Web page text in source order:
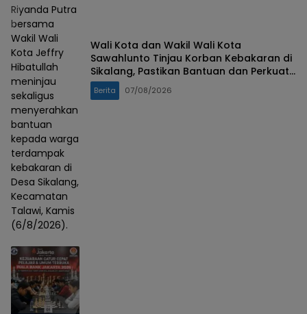
Riyanda Putra
bersama
Wakil Wali
Kota Jeffry
Hibatullah
meninjau
sekaligus
menyerahkan
bantuan
kepada warga
terdampak
kebakaran di
Desa Sikalang,
Kecamatan
Talawi, Kamis
(6/8/2026).
Wali Kota dan Wakil Wali Kota
Sawahlunto Tinjau Korban Kebakaran di
Sikalang, Pastikan Bantuan dan Perkuat
Mitigasi Bencana
Berita 07/08/2026